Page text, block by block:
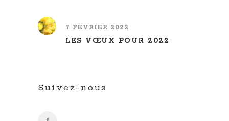
7 FÉVRIER 2022
LES VŒUX POUR 2022
Suivez-nous